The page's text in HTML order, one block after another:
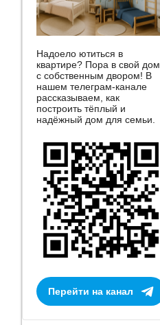
Надоело ютиться в
квартире? Пора в свой дом
с собственным двором! В
нашем телеграм-канале
рассказываем, как
построить тёплый и
надёжный дом для семьи.
Перейти на канал